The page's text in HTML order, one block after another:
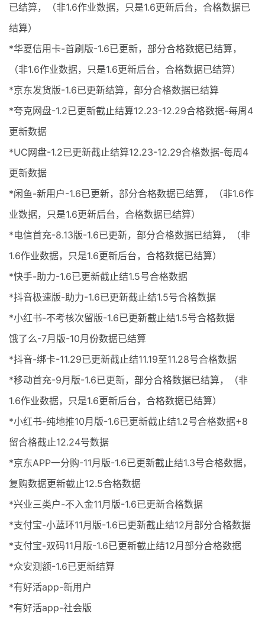
已结算，（非1.6作业数据，只是1.6更新后台，合格数据已
结算）
*华夏信用卡-首刷版-1.6已更新，部分合格数据已结算，
（非1.6作业数据，只是1.6更新后台，合格数据已结算）
*京东发货版-1.6已更新结算，部分合格数据已结算
*夸克网盘-1.2已更新截止结算12.23-12.29合格数据-每周4
更新数据
*UC网盘-1.2已更新截止结算12.23-12.29合格数据-每周4
更新数据
*闲鱼-新用户-1.6已更新，部分合格数据已结算，（非1.6作
业数据，只是1.6更新后台，合格数据已结算）
*电信首充-8.13版-1.6已更新，部分合格数据已结算，（非
1.6作业数据，只是1.6更新后台，合格数据已结算）
*快手-助力-1.6已更新截止结1.5号合格数据
*抖音极速版-助力-1.6已更新截止结1.5号合格数据
*小红书-不考核次留版-1.6已更新截止结1.5号合格数据
饿了么-7月版-10月份数据已结算
*抖音-绑卡-11.29已更新截止结11.19至11.28号合格数据
*移动首充-9月版-1.6已更新，部分合格数据已结算，（非
1.6作业数据，只是1.6更新后台，合格数据已结算）
*小红书-纯地推10月版-1.6已更新截止结1.2号合格数据+8
留合格截止12.24号数据
*京东APP一分购-11月版-1.6已更新截止结1.3号合格数据，
复购数据更新截止12.5合格数据
*兴业三类户-不入金11月版-1.6已更新合格数据
*支付宝-小蓝环11月版-1.6已更新截止结12月部分合格数据
*支付宝-双码11月版-1.6已更新截止结12月部分合格数据
*众安测额-1.6已更新结算
*有好活app-新用户
*有好活app-社会版